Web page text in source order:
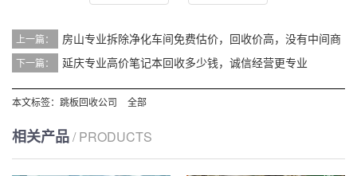
上一篇： 房山专业拆除净化车间免费估价，回收价高，没有中间商
下一篇： 延庆专业高价笔记本回收多少钱，诚信经营更专业
本文标签： 跳板回收公司 全部
相关产品/ PRODUCTS